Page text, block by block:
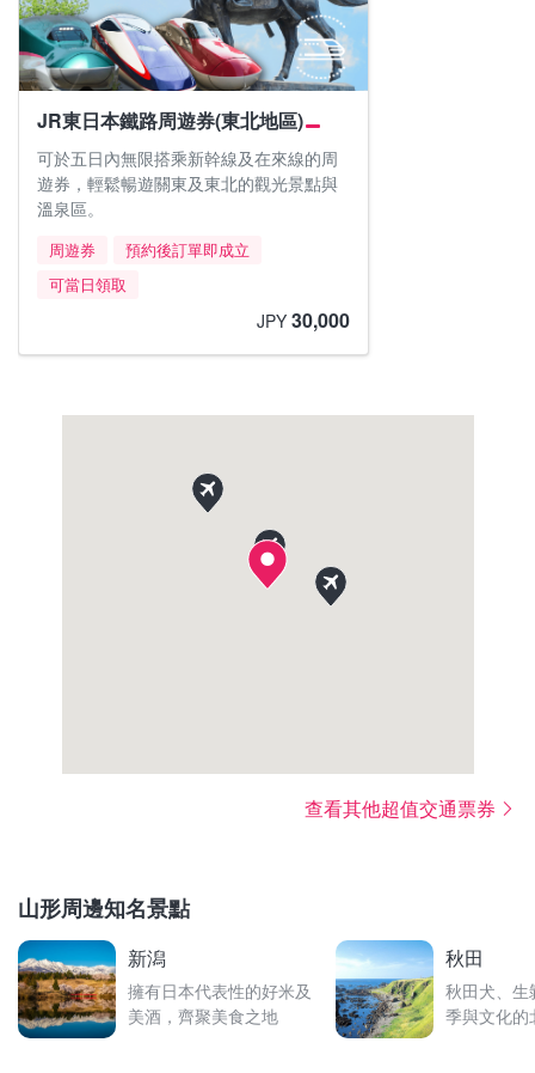
JR東日本鐵路周遊券(東北地區)
可於五日內無限搭乘新幹線及在來線的周
遊券，輕鬆暢遊關東及東北的觀光景點與
溫泉區。
周遊券
預約後訂單即成立
可當日領取
JPY 30,000
查看其他超值交通票券
山形周邊知名景點
新潟
擁有日本代表性的好米及
美酒，齊聚美食之地
秋田
秋田犬、生
季與文化的